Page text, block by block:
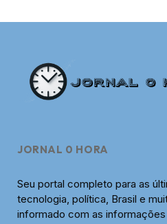
JORNAL 0 HORA
Seu portal completo para as
tecnologia, política, Brasil e
informado com as